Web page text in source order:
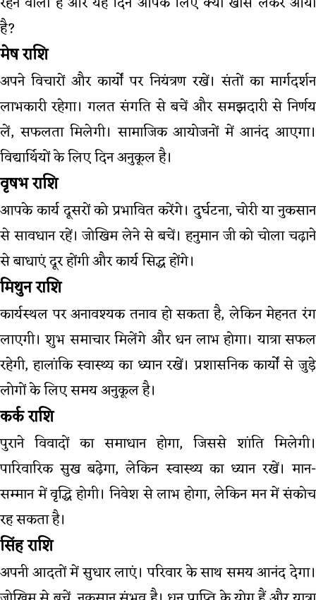
है?
मेष राशि
अपने विचारों और कार्यों पर नियंत्रण रखें। संतों का मार्गदर्शन
लाभकारी रहेगा। गलत संगति से बचें और समझदारी से निर्णय
लें, सफलता मिलेगी। सामाजिक आयोजनों में आनंद आएगा।
विद्यार्थियों के लिए दिन अनुकूल है।
वृषभ राशि
आपके कार्य दूसरों को प्रभावित करेंगे। दुर्घटना, चोरी या नुकसान
से सावधान रहें। जोखिम लेने से बचें। हनुमान जी को चोला चढ़ाने
से बाधाएं दूर होंगी और कार्य सिद्ध होंगे।
मिथुन राशि
कार्यस्थल पर अनावश्यक तनाव हो सकता है, लेकिन मेहनत रंग
लाएगी। शुभ समाचार मिलेंगे और धन लाभ होगा। यात्रा सफल
रहेगी, हालांकि स्वास्थ्य का ध्यान रखें। प्रशासनिक कार्यों से जुड़े
लोगों के लिए समय अनुकूल है।
कर्क राशि
पुराने विवादों का समाधान होगा, जिससे शांति मिलेगी।
पारिवारिक सुख बढ़ेगा, लेकिन स्वास्थ्य का ध्यान रखें। मान-
सम्मान में वृद्धि होगी। निवेश से लाभ होगा, लेकिन मन में संकोच
रह सकता है।
सिंह राशि
अपनी आदतों में सुधार लाएं। परिवार के साथ समय आनंद देगा।